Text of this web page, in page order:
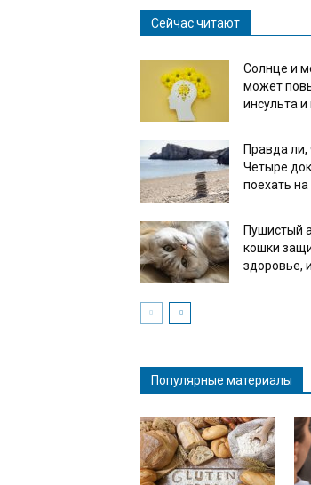
Сейчас читают
Солнце и
может
инсульта и
Правда ли,
Четыре
поехать на
Пушистый
кошки
здоровье,
Популярные материалы